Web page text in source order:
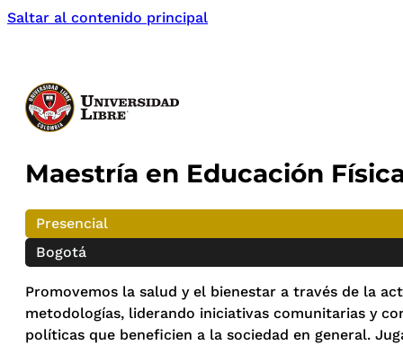
Saltar al contenido principal
Maestría en Educación
Presencial
Bogotá
Promovemos la salud y el bienestar a través de la
metodologías, liderando iniciativas comunitarias y
políticas que beneficien a la sociedad en general.